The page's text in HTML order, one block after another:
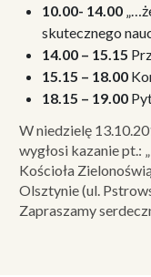
10.00- 14.00
skutecznego
14.00 – 15.15
15.15 – 18.00
18.15 – 19.00
W niedzielę
wygłosi kazanie pt.:
Kościoła
Olsztynie (ul.
Zapraszamy